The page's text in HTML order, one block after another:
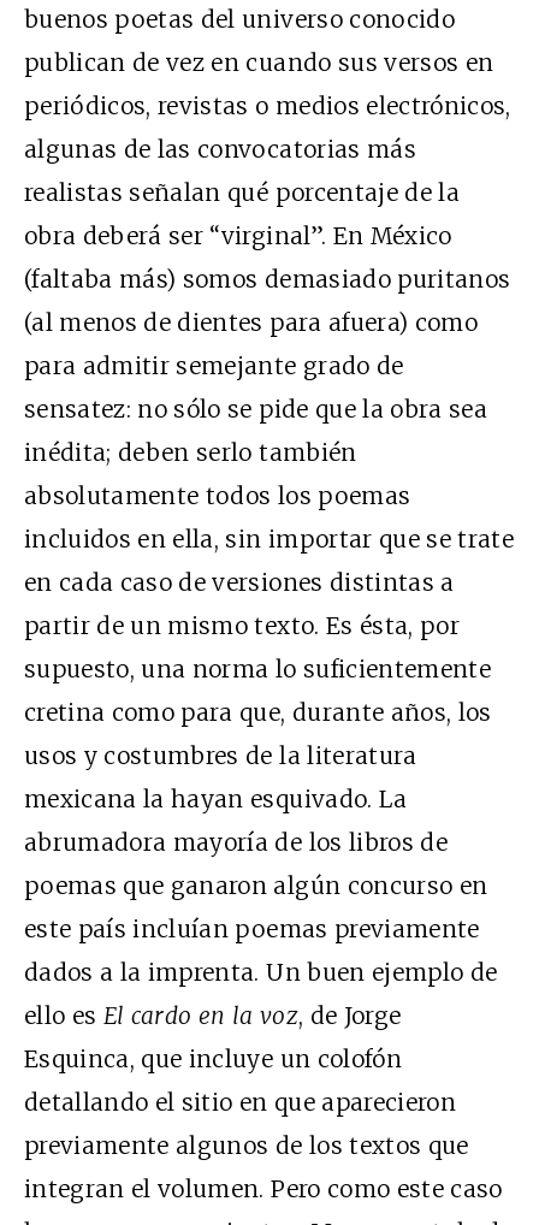
buenos poetas del universo conocido
publican de vez en cuando sus versos en
periódicos, revistas o medios electrónicos,
algunas de las convocatorias más
realistas señalan qué porcentaje de la
obra deberá ser “virginal”. En México
(faltaba más) somos demasiado puritanos
(al menos de dientes para afuera) como
para admitir semejante grado de
sensatez: no sólo se pide que la obra sea
inédita; deben serlo también
absolutamente todos los poemas
incluidos en ella, sin importar que se trate
en cada caso de versiones distintas a
partir de un mismo texto. Es ésta, por
supuesto, una norma lo suficientemente
cretina como para que, durante años, los
usos y costumbres de la literatura
mexicana la hayan esquivado. La
abrumadora mayoría de los libros de
poemas que ganaron algún concurso en
este país incluían poemas previamente
dados a la imprenta. Un buen ejemplo de
ello es El cardo en la voz, de Jorge
Esquinca, que incluye un colofón
detallando el sitio en que aparecieron
previamente algunos de los textos que
integran el volumen. Pero como este caso